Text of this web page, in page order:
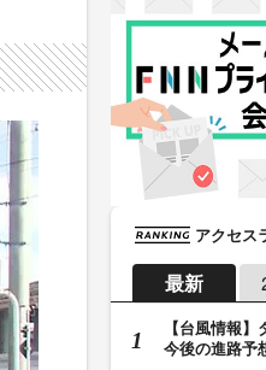
アクセス
最新
【台風情報
今後の進路